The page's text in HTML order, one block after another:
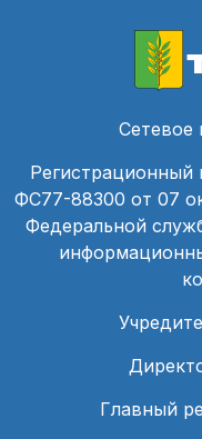
Сетевое
ФС77-88300 от 07
Федеральной
Главный